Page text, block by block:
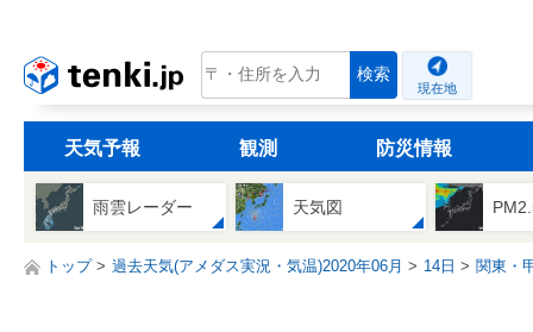
tenki.jp 検索
現在地
天気予報 観測 防災情報
雨雲レーダー 天気図
トップ 過去天気(アメダス実況・気温)2020年06月 14日 関東・